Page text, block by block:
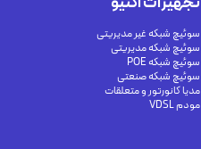
سوئیچ شبکه غیر مدیریتی
سوئیچ شبکه مدیریتی
سوئیچ شبکه POE
سوئیچ شبکه صنعتی
مدیا کانورتور و متعلقات
مودم VDSL